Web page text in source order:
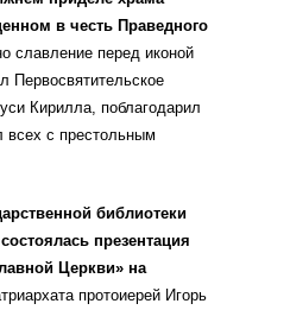
в честь Праведного
славление перед иконой
Первосвятительское
Кирилла, поблагодарил
всех с престольным
библиотеки
презентация
Церкви» на
протоиерей Игорь